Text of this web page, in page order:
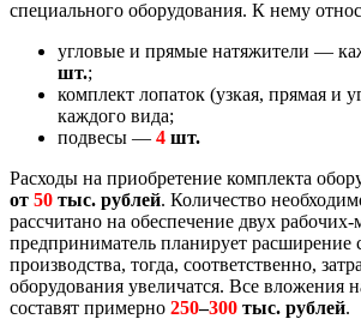
специального оборудования. К нему
угловые и прямые натяжители —
шт.;
комплект лопаток (узкая, прямая и
каждого вида;
подвесы — 4 шт.
Расходы на приобретение комплекта
от 50 тыс. рублей. Количество
рассчитано на обеспечение двух
предприниматель планирует расширение
производства, тогда, соответственно,
оборудования увеличатся. Все вложения
составят примерно 250–300 тыс. рублей.